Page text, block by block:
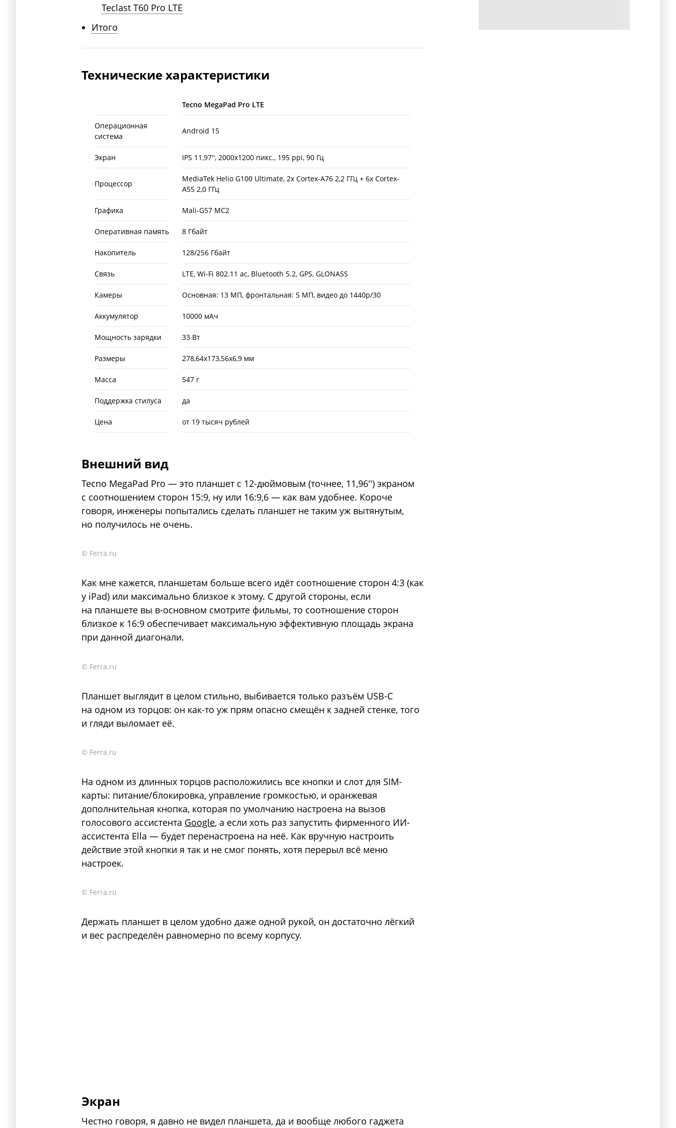
Teclast T60 Pro LTE
Итого
Технические характеристики
Tecno MegaPad Pro LTE
Операционная
система
Android 15
Экран IPS 11,97'', 2000x1200 пикс., 195 ppi, 90 Гц
Процессор
MediaTek Helio G100 Ultimate, 2x Cortex-A76 2,2 ГГц + 6x Cortex-
A55 2,0 ГГц
Графика Mali-G57 MC2
Оперативная память 8 Гбайт
Накопитель 128/256 Гбайт
Связь LTE, Wi-Fi 802.11 ac, Bluetooth 5.2, GPS, GLONASS
Камеры Основная: 13 МП, фронтальная: 5 МП, видео до 1440p/30
Аккумулятор 10000 мАч
Мощность зарядки 33 Вт
Размеры 278,64х173,56х6,9 мм
Масса 547 г
Поддержка стилуса да
Цена от 19 тысяч рублей
Внешний вид
Tecno MegaPad Pro — это планшет с 12-дюймовым (точнее, 11,96'') экраном
с соотношением сторон 15:9, ну или 16:9,6 — как вам удобнее. Короче
говоря, инженеры попытались сделать планшет не таким уж вытянутым,
но получилось не очень.
© Ferra.ru
Как мне кажется, планшетам больше всего идёт соотношение сторон 4:3 (как
у iPad) или максимально близкое к этому. С другой стороны, если
на планшете вы в-основном смотрите фильмы, то соотношение сторон
близкое к 16:9 обеспечивает максимальную эффективную площадь экрана
при данной диагонали.
© Ferra.ru
Планшет выглядит в целом стильно, выбивается только разъём USB-C
на одном из торцов: он как-то уж прям опасно смещён к задней стенке, того
и гляди выломает её.
© Ferra.ru
На одном из длинных торцов расположились все кнопки и слот для SIM-
карты: питание/блокировка, управление громкостью, и оранжевая
дополнительная кнопка, которая по умолчанию настроена на вызов
голосового ассистента Google, а если хоть раз запустить фирменного ИИ-
ассистента Ella — будет перенастроена на неё. Как вручную настроить
действие этой кнопки я так и не смог понять, хотя перерыл всё меню
настроек.
© Ferra.ru
Держать планшет в целом удобно даже одной рукой, он достаточно лёгкий
и вес распределён равномерно по всему корпусу.
Экран
Честно говоря, я давно не видел планшета, да и вообще любого гаджета